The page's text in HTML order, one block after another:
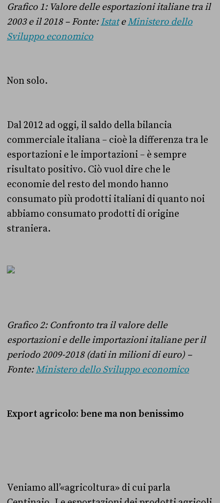
Grafico 1: Valore delle esportazioni italiane tra il
2003 e il 2018 – Fonte:IstateMinistero dello
Sviluppo economico
Non solo.
Dal 2012 ad oggi, il saldo della bilancia
commerciale italiana – cioè la differenza tra le
esportazioni e le importazioni – è sempre
risultato positivo. Ciò vuol dire che le
economie del resto del mondo hanno
consumato più prodotti italiani di quanto noi
abbiamo consumato prodotti di origine
straniera.
Grafico 2: Confronto tra il valore delle
esportazioni e delle importazioni italiane per il
periodo 2009-2018 (dati in milioni di euro) –
Fonte:Ministero dello Sviluppo economico
Export agricolo: bene ma non benissimo
Veniamo all’«agricoltura» di cui parla